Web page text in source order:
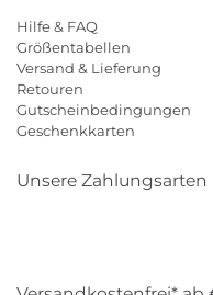
Hilfe & FAQ
Größentabellen
Versand & Lieferung
Retouren
Gutscheinbedingungen
Geschenkkarten
Unsere Zahlungsarten